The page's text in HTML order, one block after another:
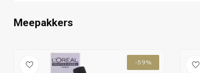
Meepakkers
-59%